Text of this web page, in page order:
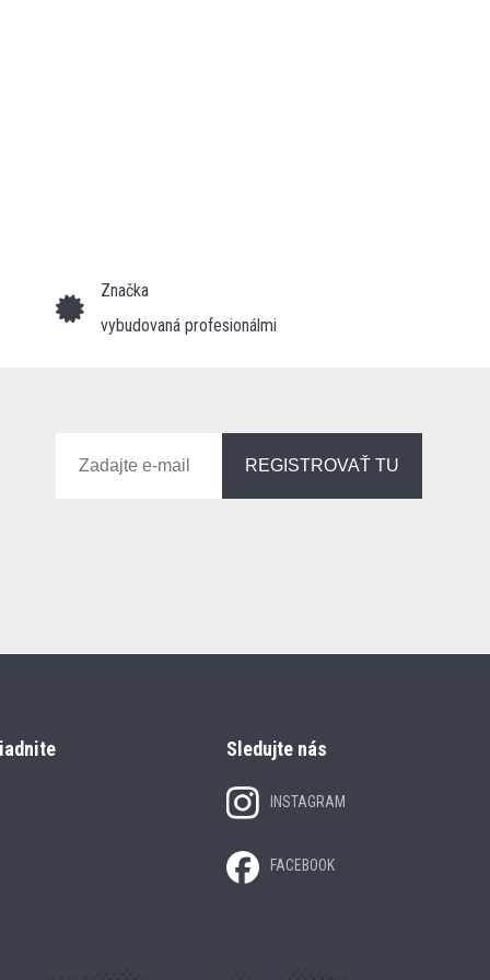
Značka
vybudovaná profesionálmi
REGISTROVAŤ TU
Sledujte nás
INSTAGRAM
FACEBOOK